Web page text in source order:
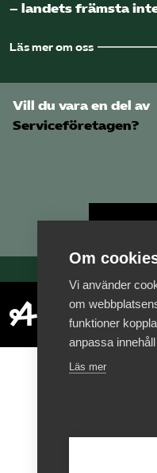
– landets främsta
Läs mer om oss
Vill du vara en del av
Serviceföretagen?
Om
Vi använder
om
funktioner
anpassa
Läs mer